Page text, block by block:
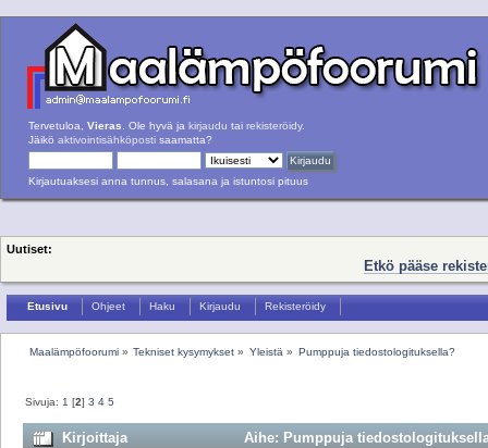
Tervetuloa, Vieras . Ole hyvä ja kirjaudu tai rekisteröidy.
Jäikö aktivointisähköposti saamatta?
Kirjautuaksesi anna tunnus, salasana ja istuntosi pituus
Uutiset:
Etkö pääse
Etusivu Ohjeet Haku Kirjaudu Rekisteröidy
Maalämpöfoorumi» Tekniset kysymykset » Yleistä » Pumppuja tiedostologituksella?
Sivuja: 1 [2]3 4 5
Kirjoittaja Aihe: Pumppuja